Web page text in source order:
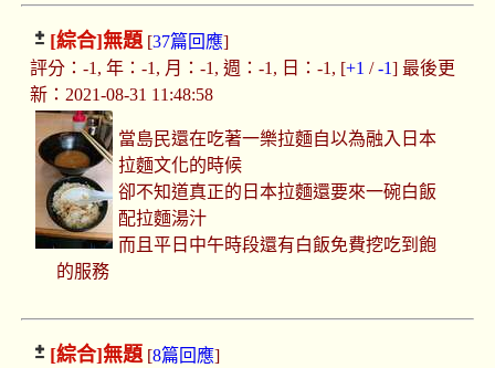
[綜合]無題[37篇回應]
評分：-1, 年：-1, 月：-1, 週：-1, 日：-1, [+1 /-1] 最後更
新：2021-08-31 11:48:58
當島民還在吃著一樂拉麵自以為融入日本
拉麵文化的時候
卻不知道真正的日本拉麵還要來一碗白飯
配拉麵湯汁
而且平日中午時段還有白飯免費挖吃到飽
的服務
[綜合]無題[8篇回應]